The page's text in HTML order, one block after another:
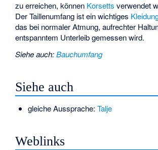
zu erreichen, können Korsetts verwendet
Der Taillenumfang ist ein wichtiges
das bei normaler Atmung, aufrechter
entspanntem Unterleib gemessen wird.
Siehe auch:Bauchumfang
Siehe auch
gleiche Aussprache: Talje
Weblinks